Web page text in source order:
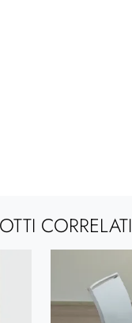
CORRELATI